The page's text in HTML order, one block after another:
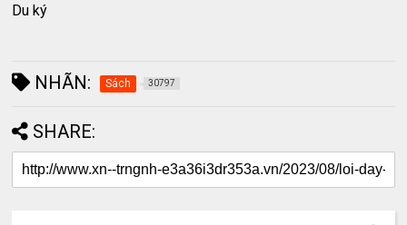
Du ký
NHÃN: Sách 30797
SHARE: